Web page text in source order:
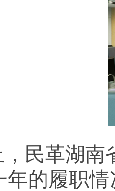
民革湖南
年的履职